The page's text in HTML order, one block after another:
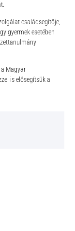
családsegítője,
gyermek esetében
Magyar
is elősegítsük a